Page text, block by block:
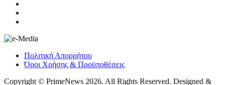
Πολιτική Απορρήτου
Όροι Χρήσης & Προϋποθέσεις
Copyright © PrimeNews 2026. All Rights Reserved. Designed &